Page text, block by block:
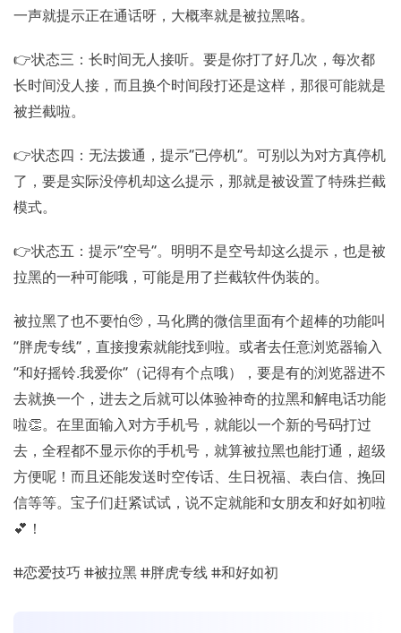
一声就提示正在通话呀，大概率就是被拉黑咯。
👉状态三：长时间无人接听。要是你打了好几次，每次都
长时间没人接，而且换个时间段打还是这样，那很可能就是
被拦截啦。
👉状态四：无法拨通，提示“已停机”。可别以为对方真停机
了，要是实际没停机却这么提示，那就是被设置了特殊拦截
模式。
👉状态五：提示“空号”。明明不是空号却这么提示，也是被
拉黑的一种可能哦，可能是用了拦截软件伪装的。
被拉黑了也不要怕🥺，马化腾的微信里面有个超棒的功能叫
“胖虎专线”，直接搜索就能找到啦。或者去任意浏览器输入
“和好摇铃.我爱你”（记得有个点哦），要是有的浏览器进不
去就换一个，进去之后就可以体验神奇的拉黑和解电话功能
啦👏。在里面输入对方手机号，就能以一个新的号码打过
去，全程都不显示你的手机号，就算被拉黑也能打通，超级
方便呢！而且还能发送时空传话、生日祝福、表白信、挽回
信等等。宝子们赶紧试试，说不定就能和女朋友和好如初啦
💕！
#恋爱技巧 #被拉黑 #胖虎专线 #和好如初